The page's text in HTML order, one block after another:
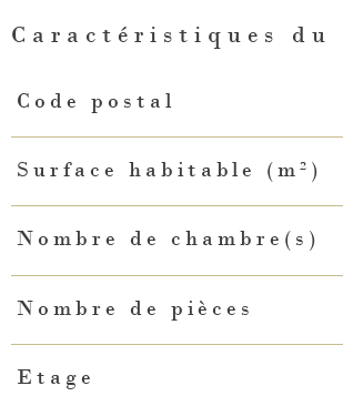
Caractéristiques du
Caractéristiques
Code postal
Surface habitable (m²)
Nombre de chambre(s)
Nombre de pièces
Etage